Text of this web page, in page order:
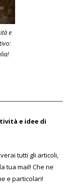
e
e idee di
tutti gli articoli,
tua mail! Che ne
e particolari!